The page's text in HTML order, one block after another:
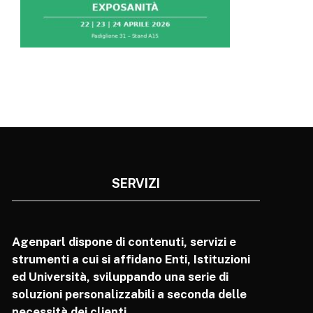
SERVIZI
Agenparl dispone di contenuti, servizi e
strumenti a cui si affidano Enti, Istituzioni
ed Università, sviluppando una serie di
soluzioni personalizzabili a seconda delle